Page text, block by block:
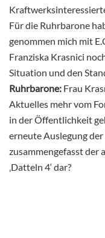
Für die Ruhrbarone
genommen mich mit
Franziska Krasnici
Situation und den
Ruhrbarone: Frau
Aktuelles mehr vom
in der Öffentlichkeit
erneute Auslegung
zusammengefasst der
‚Datteln 4‘ dar?